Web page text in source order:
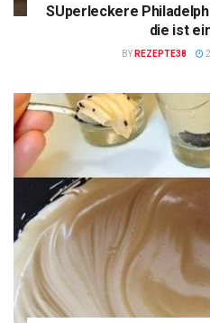
SUperleckere
die ist
BY REZEPTE38